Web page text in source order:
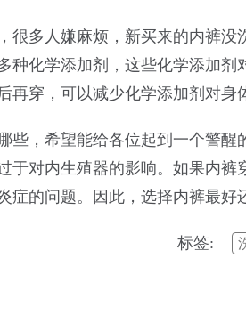
很多人嫌麻烦，新买来的内裤没
种化学添加剂，这些化学添加
再穿，可以减少化学添加剂对身
些，希望能给各位起到一个警
于对内生殖器的影响。如果内裤
症的问题。因此，选择内裤最好
标签: